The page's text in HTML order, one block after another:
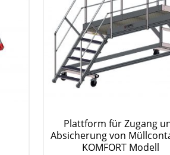
Plattform für Zugang
Absicherung von
KOMFORT Modell